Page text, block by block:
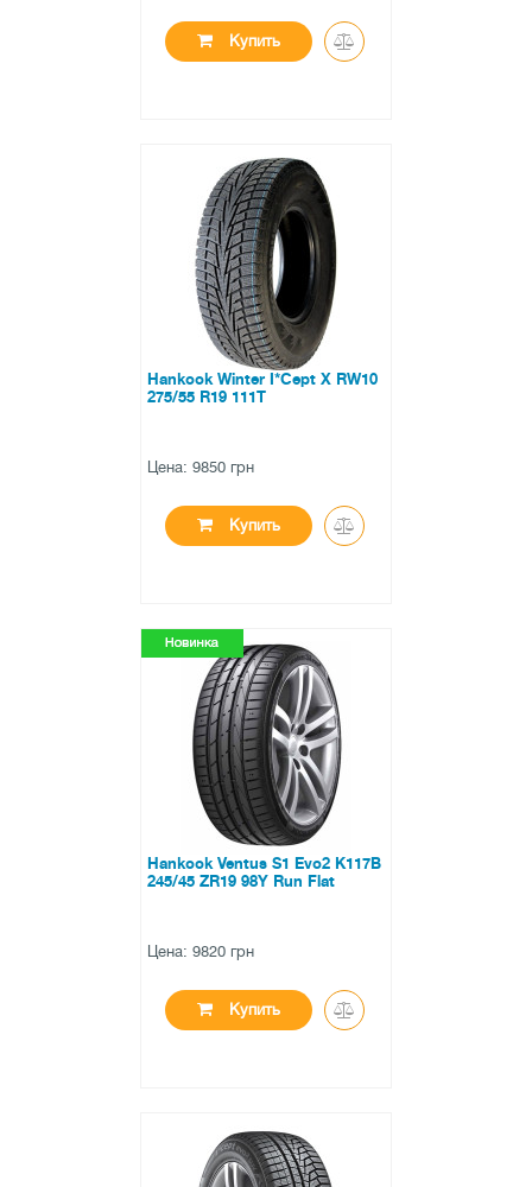
Купить
в наличии
0 отзывов
Hankook Winter I*Cept X RW10
275/55 R19 111T
Цена: 9850 грн
Купить
●в наличии
0 отзывов
Hankook Ventus S1 Evo2 K117B
245/45 ZR19 98Y Run Flat
Цена: 9820 грн
Купить
в наличии